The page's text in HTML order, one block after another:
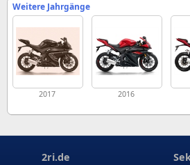
Weitere Jahrgänge
2017 2016
2ri.de